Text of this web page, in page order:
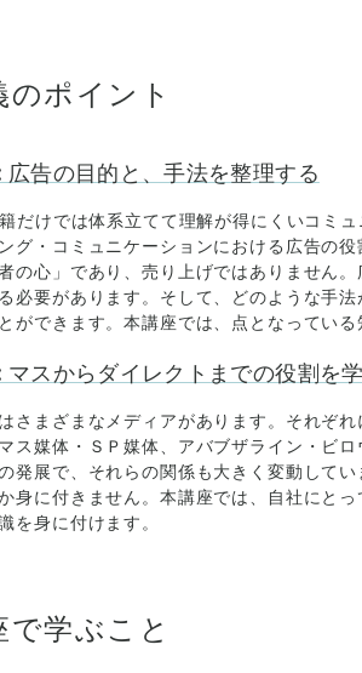
のポイント
告の目的と、手法を整理する
だけでは体系立てて理解が得にくいコミ
グ・コミュニケーションにおける広告の
の心」であり、売り上げではありません
必要があります。そして、どのような手
ができます。本講座では、点となってい
スからダイレクトまでの役割を
さまざまなメディアがあります。それぞ
ス媒体・ＳＰ媒体、アバブザライン・ビ
発展で、それらの関係も大きく変動して
身に付きません。本講座では、自社にと
を身に付けます。
で学ぶこと